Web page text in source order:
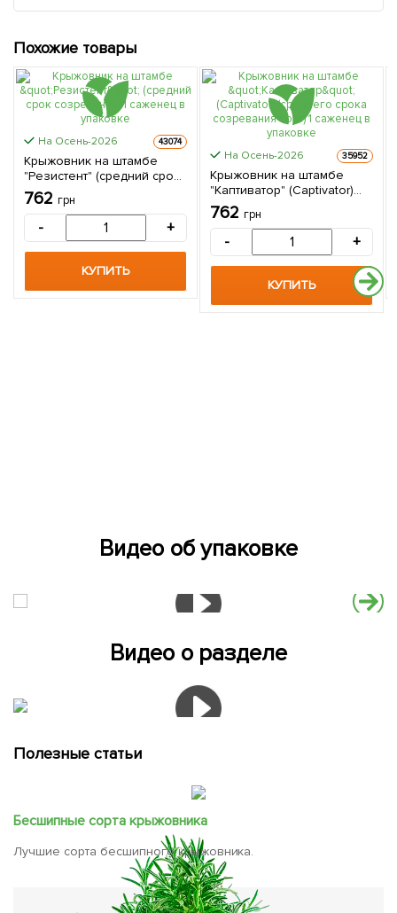
Похожие товары
На Осень-2026 43074
Крыжовник на штамбе
"Резистент" (средний срок
созревания) 1 саженец в
упаковке
762 грн
- +
КУПИТЬ
На Осень-2026 35952
Крыжовник на штамбе
"Каптиватор" (Captivator)
(среднего срока
созревания сорт) 1
саженец в упаковке
762 грн
- +
КУПИТЬ
Видео об упаковке
Видео о разделе
Полезные статьи
Бесшипные сорта крыжовника
Лучшие сорта бесшипного крыжовника.